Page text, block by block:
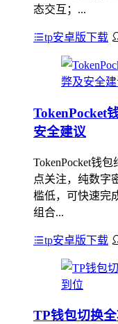
态交互；...
tp安卓版下载
TokenPocket
安全建议
TokenPocket钱
点关注，纯数字
槛低，可快速完
组合...
tp安卓版下载
TP钱包切换